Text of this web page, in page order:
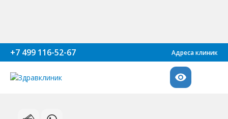
+7 499 116-52-67 Адреса клиник